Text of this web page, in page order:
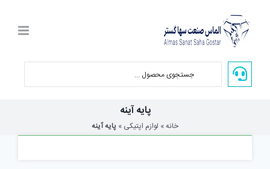
content
پایه آینه
خانه» لوازم اپتیکی » پایه آینه